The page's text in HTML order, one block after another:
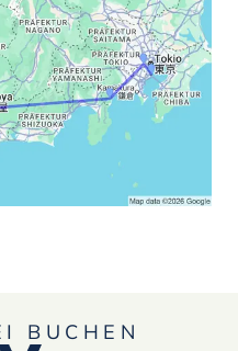
BUCHEN